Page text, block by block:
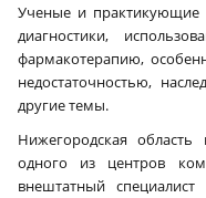
Ученые и практикующие
диагностики,
фармакотерапию,
недостаточностью,
другие темы.
Нижегородская
одного из центров
внештатный специалист